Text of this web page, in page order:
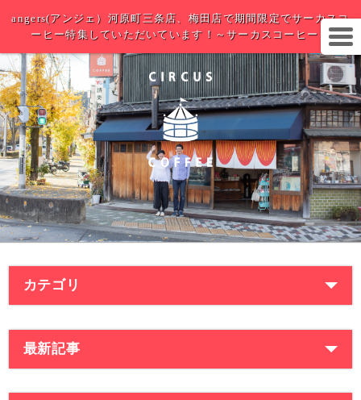
angers(アンジェ）河原町三条店、梅田店で期間限定でサーカスコ
ーヒー特集していただいています！～サーカスコーヒー～
カテゴリ
最新記事